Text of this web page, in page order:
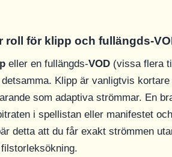
roll för klipp och fullängds-
eller en fullängds-VOD (vissa flera
Klipp är vanligtvis
som adaptiva strömmar. En
i spellistan eller manifestet
detta att du får exakt strömmen